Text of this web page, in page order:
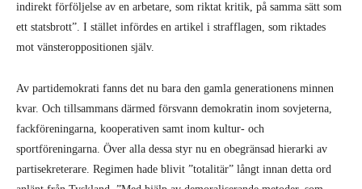
indirekt förföljelse av en arbetare, som riktat kritik, på samma sätt som
ett statsbrott”. I stället infördes en artikel i strafflagen, som riktades
mot vänsteroppositionen själv.
Av partidemokrati fanns det nu bara den gamla generationens minnen
kvar. Och tillsammans därmed försvann demokratin inom sovjeterna,
fackföreningarna, kooperativen samt inom kultur- och
sportföreningarna. Över alla dessa styr nu en obegränsad hierarki av
partisekreterare. Regimen hade blivit ”totalitär” långt innan detta ord